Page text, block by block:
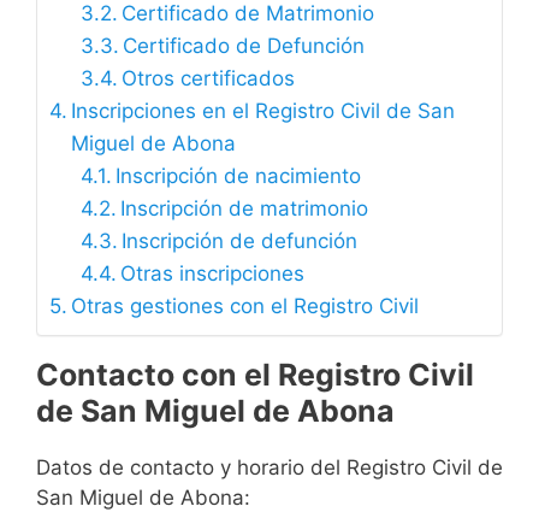
Certificado de Matrimonio
Certificado de Defunción
Otros certificados
Inscripciones en el Registro Civil de San
Miguel de Abona
Inscripción de nacimiento
Inscripción de matrimonio
Inscripción de defunción
Otras inscripciones
Otras gestiones con el Registro Civil
Contacto con el Registro Civil
de San Miguel de Abona
Datos de contacto y horario del Registro Civil de
San Miguel de Abona: